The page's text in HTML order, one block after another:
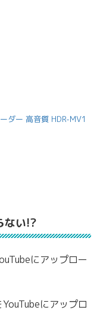
ダー 高音質 HDR-MV1
ない!?
にアップロー
にアップロ